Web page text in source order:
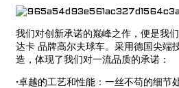
我们对创新承诺的巅峰之作，便是我
达卡 品牌高尔夫球车。采用德国尖端
造，体现了我们对一流品质的承诺：
·卓越的工艺和性能：一丝不苟的细节